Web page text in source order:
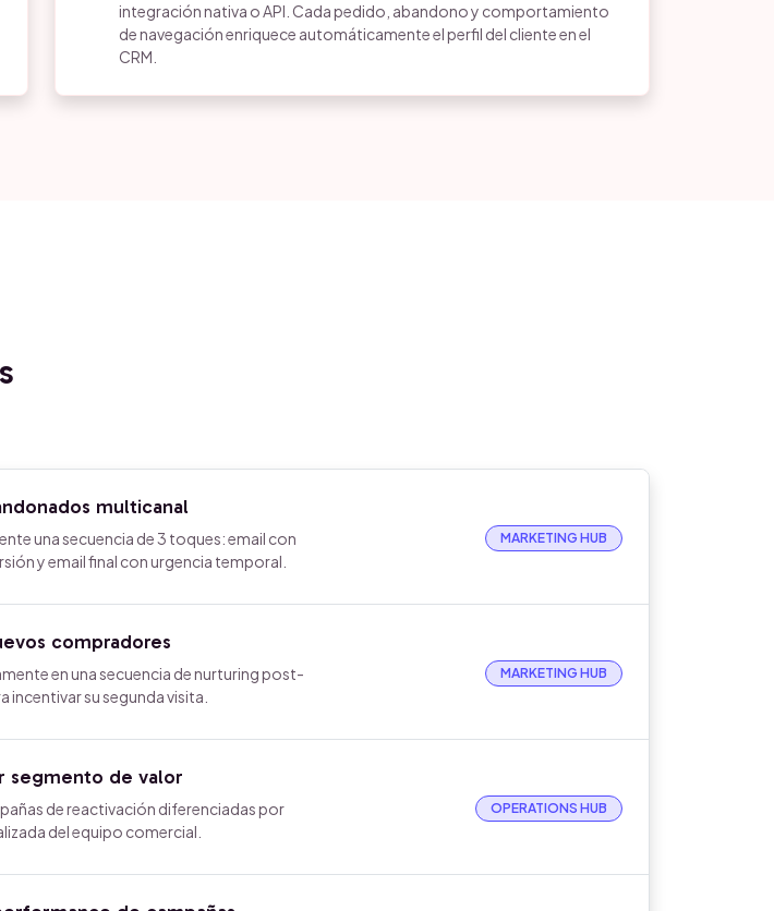
integración nativa o API. Cada pedido, abandono y comportamiento
de navegación enriquece automáticamente el perfil del cliente en el
CRM.
multicanal
una secuencia de 3 toques: email con
y email final con urgencia temporal.
MARKETING HUB
compradores
en una secuencia de nurturing post-
su segunda visita.
MARKETING HUB
segmento de valor
de reactivación diferenciadas por
del equipo comercial.
OPERATIONS HUB